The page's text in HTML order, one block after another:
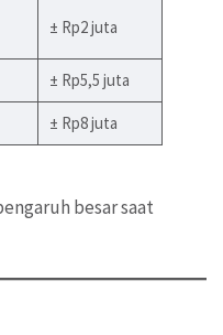
± Rp2 juta
± Rp5,5 juta
± Rp8 juta
besar saat